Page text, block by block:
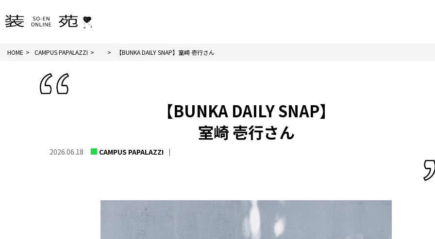
HOME CAMPUS PAPALAZZI 【BUNKA DAILY SNAP】室崎 壱行さん
【BUNKA DAILY SNAP】
室崎 壱行さん
2026.06.18 CAMPUS PAPALAZZI